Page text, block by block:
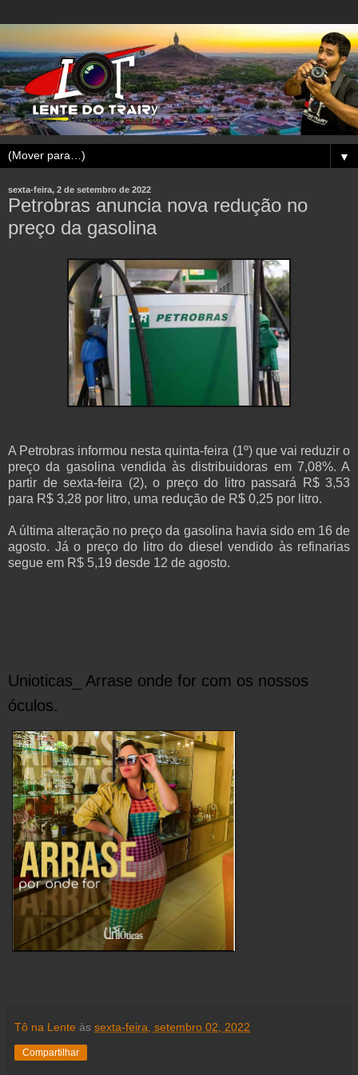
▼
sexta-feira, 2 de setembro de 2022
Petrobras anuncia nova redução no
preço da gasolina
A Petrobras informou nesta quinta-feira (1º) que vai reduzir o
preço da gasolina vendida às distribuidoras em 7,08%. A
partir de sexta-feira (2), o preço do litro passará R$ 3,53
para R$ 3,28 por litro, uma redução de R$ 0,25 por litro.
A última alteração no preço da gasolina havia sido em 16 de
agosto. Já o preço do litro do diesel vendido às refinarias
segue em R$ 5,19 desde 12 de agosto.
Unioticas_ Arrase onde for com os nossos
óculos.
Tô na Lente às sexta-feira, setembro 02, 2022
Compartilhar